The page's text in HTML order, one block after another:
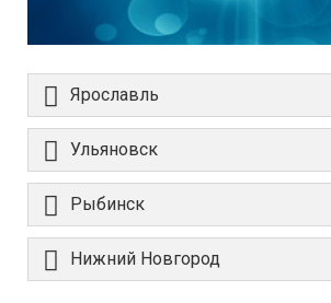
Ярославль
Ульяновск
Рыбинск
Нижний Новгород